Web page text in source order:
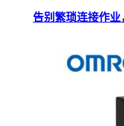
告别繁琐连接作